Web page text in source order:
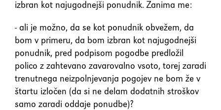
izbran kot najugodnejši ponudnik. Zanima me:
- ali je možno, da se kot ponudnik obvežem, da
bom v primeru, da bom izbran kot najugodnejši
ponudnik, pred podpisom pogodbe predložil
polico z zahtevano zavarovalno vsoto, torej zaradi
trenutnega neizpolnjevanja pogojev ne bom že v
štartu izločen (da si ne delam dodatnih stroškov
samo zaradi oddaje ponudbe)?